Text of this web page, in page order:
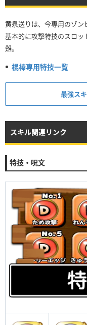
黄泉送りは、今専用のゾ
基本的に攻撃特技のスロ
難。
棍棒専用特技一覧
最強ス
スキル関連リンク
特技・呪文